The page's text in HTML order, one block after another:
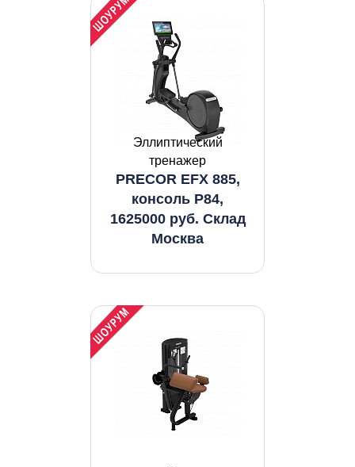
Эллиптический
тренажер
PRECOR EFX 885,
консоль P84,
1625000 руб. Склад
Москва